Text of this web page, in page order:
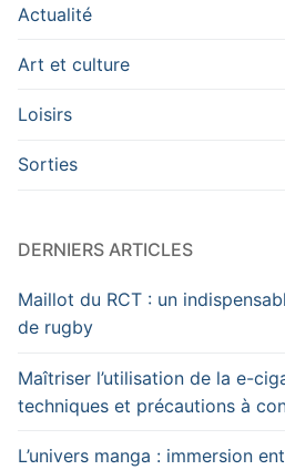
Actualité
Art et culture
Loisirs
Sorties
DERNIERS ARTICLES
Maillot du RCT : un
de rugby
Maîtriser l’utilisation de la e-
techniques et précautions à
L’univers manga : immersion